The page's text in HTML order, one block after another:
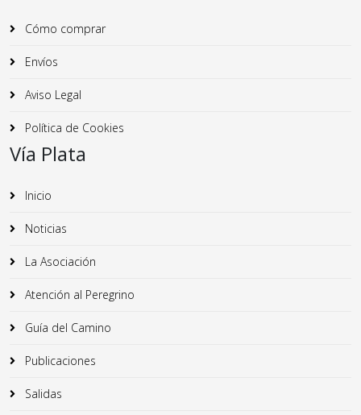
Cómo comprar
Envíos
Aviso Legal
Política de Cookies
Vía Plata
Inicio
Noticias
La Asociación
Atención al Peregrino
Guía del Camino
Publicaciones
Salidas